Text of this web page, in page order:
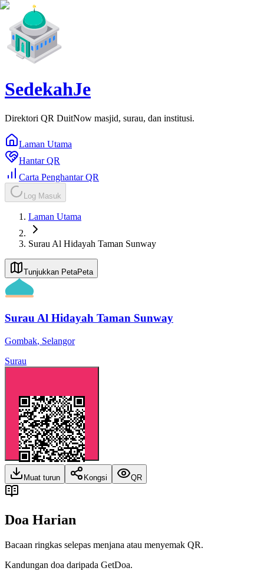
SedekahJe
Direktori QR DuitNow masjid, surau, dan institusi.
Laman Utama
Hantar QR
Carta Penghantar QR
Log Masuk
Laman Utama
Surau Al Hidayah Taman Sunway
Tunjukkan PetaPeta
Surau Al Hidayah Taman Sunway
Gombak, Selangor
Surau
Muat turun Kongsi QR
Doa Harian
Bacaan ringkas selepas menjana atau menyemak QR.
Kandungan doa daripada GetDoa.